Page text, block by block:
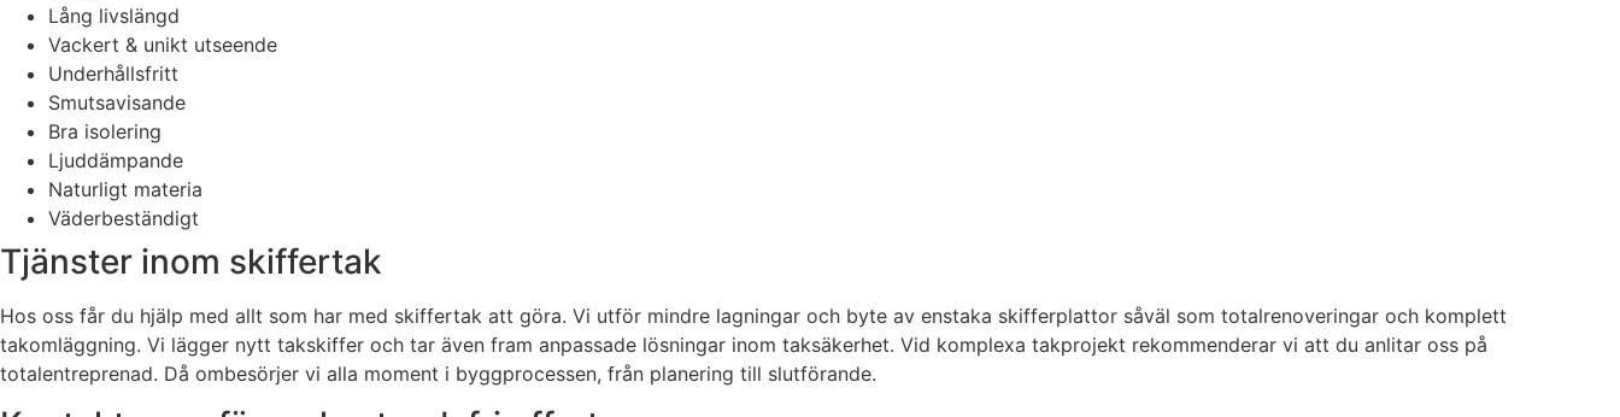
Lång livslängd
Vackert & unikt utseende
Underhållsfritt
Smutsavisande
Bra isolering
Ljuddämpande
Naturligt materia
Väderbeständigt
Tjänster inom skiffertak
Hos oss får du hjälp med allt som har med skiffertak att göra. Vi utför mindre lagningar och byte av enstaka skifferplattor såväl som totalrenoveringar och komplett
takomläggning. Vi lägger nytt takskiffer och tar även fram anpassade lösningar inom taksäkerhet. Vid komplexa takprojekt rekommenderar vi att du anlitar oss på
totalentreprenad. Då ombesörjer vi alla moment i byggprocessen, från planering till slutförande.